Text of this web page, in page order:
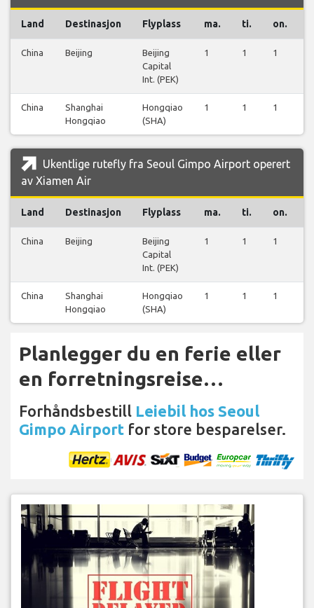
Land Destinasjon Flyplass ma. ti. on.
China Beijing
Beijing
Capital
Int. (PEK)
1 1 1
China
Shanghai
Hongqiao
Hongqiao
(SHA)
1 1 1
Ukentlige rutefly fra Seoul Gimpo Airport operert
av Xiamen Air
Land Destinasjon Flyplass ma. ti. on.
China Beijing
Beijing
Capital
Int. (PEK)
1 1 1
China
Shanghai
Hongqiao
Hongqiao
(SHA)
1 1 1
Planlegger du en ferie eller
en forretningsreise…
Forhåndsbestill Leiebil hos Seoul
Gimpo Airport for store besparelser.